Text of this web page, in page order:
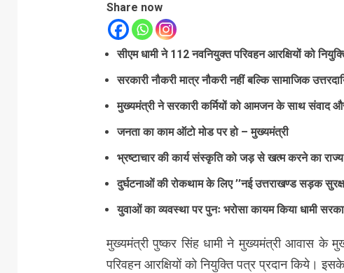
Share now
सीएम धामी ने 112 नवनियुक्त परिवहन आरक्षियों को
सरकारी नौकरी मात्र नौकरी नहीं बल्कि सामाजिक
मुख्यमंत्री ने सरकारी कर्मियों को आमजन के साथ संवाद
जनता का काम ऑटो मोड पर हो – मुख्यमंत्री
भ्रष्टाचार की कार्य संस्कृति को जड़ से खत्म करने का
दुर्घटनाओं की रोकथाम के लिए ’’नई उत्तराखण्ड सड़क
युवाओं का व्यवस्था पर पुनः भरोसा कायम किया धामी
मुख्यमंत्री पुष्कर सिंह धामी ने मुख्यमंत्री आवास के
परिवहन आरक्षियों को नियुक्ति पत्र प्रदान किये।